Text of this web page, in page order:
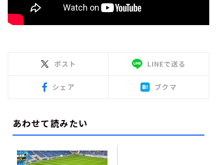
ポスト LINEで送る
シェア ブクマ
あわせて読みたい